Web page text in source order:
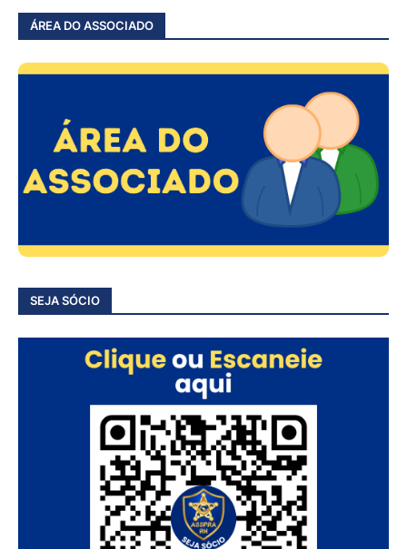
ÁREA DO ASSOCIADO
SEJA SÓCIO